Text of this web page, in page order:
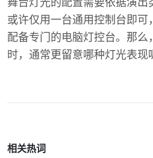
舞台灯光的配置需要依据演出
或许仅用一台通用控制台即可
配备专门的电脑灯控台。那么
时，通常更留意哪种灯光表现
相关热词